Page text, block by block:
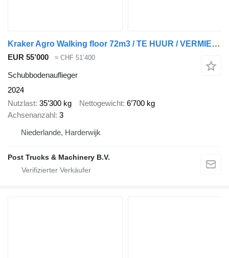
Kraker Agro Walking floor 72m3 / TE HUUR / VERMIETUNG
EUR 55’000 ≈ CHF 51’400
Schubbodenauflieger
2024
Nutzlast 35’300 kg Nettogewicht 6’700 kg
Achsenanzahl 3
Niederlande, Harderwijk
Post Trucks & Machinery B.V.